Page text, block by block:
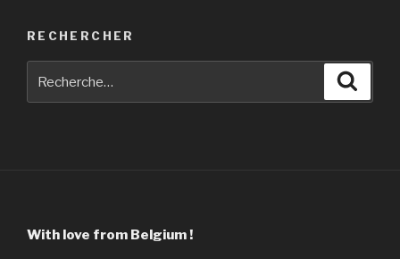
RECHERCHER
With love from Belgium !